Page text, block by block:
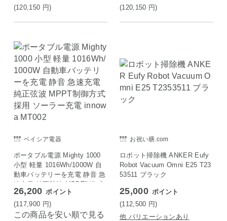
(120,150 円)
(120,150 円)
ベイシア電器
ポータブル電源 Mighty 1000
小型 軽量 1016Wh/1000W 自
動車バッテリーを充電 静音 急
速充電 純正弦波 MPPT制御方
式採用 ソーラー充電 innowa
MT002
26,200 ポイント
(117,900 円)
この商品を安い順で見る
お祝い膳.com
ロボット掃除機 ANKER Eufy
Robot Vacuum Omni E25 T23
53511 ブラック
25,000 ポイント
(112,500 円)
他 バリエーションあり